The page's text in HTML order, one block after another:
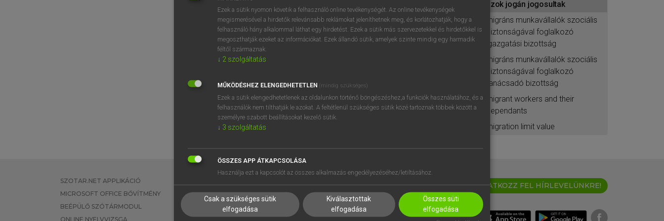
BELÉPÉS
regisztrálok ésbelépek.
REGISZTRÁCIÓ
azok jogán jogosultak
migráns munkavállalók szociális
biztonságával foglalkozó
igazgatási bizottság
migráns munkavállalók szociális
biztonságával foglalkozó
tanácsadó bizottság
migrant workers and their
dependants
migration limit value
SZOTAR.NET APPLIKÁCIÓ
MICROSOFT OFFICE BŐVÍTMÉNY
BEÉPÜLŐ SZÓTÁRMODUL
ONLINE NYELVVIZSGA
TANULÓKNAK
OKTATÁSI INTÉZMÉNYEKNEK
RÓLUNK
ELÉRHETŐSÉG
IRATKOZZ FEL HÍRLEVELÜNKRE!
Ezek a sütik nyomon követik a felhasználó online tevékenységét. Az online tevékenységek
megismerésével a hirdetők relevánsabb reklámokat jeleníthetnek meg, és korlátozhatják, hogy a
felhasználó hány alkalommal láthat egy hirdetést. Ezek a sütik más szervezetekkel és hirdetőkkel is
megoszthatják ezeket az információkat. Ezek állandó sütik, amelyek szinte mindig egy harmadik
féltől származnak.
↓ 2 szolgáltatás
MŰKÖDÉSHEZ ELENGEDHETETLEN (mindig szükséges)
Ezek a sütik elengedhetetlenek az oldalunkon történő böngészéshez,a funkciók használatához, és a
felhasználók nem tilthatják le azokat. A feltétlenül szükséges sütik közé tartoznak többek között a
személyre szabott beállításokat kezelő sütik.
↓ 3 szolgáltatás
ÖSSZES APP ÁTKAPCSOLÁSA
Használja ezt a kapcsolót az összes alkalmazás engedélyezéséhez/letiltásához.
Csak a szükséges sütik
elfogadása
Kiválasztottak
elfogadása
Összes süti
elfogadása